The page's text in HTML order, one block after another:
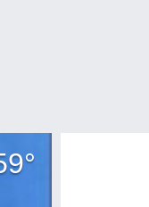
°